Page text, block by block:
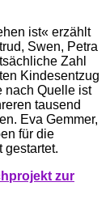
ist« erzählt
Swen, Petra
Zahl
Kindesentzug
nach Quelle ist
tausend
Eva Gemmer,
für die
gestartet.
zur